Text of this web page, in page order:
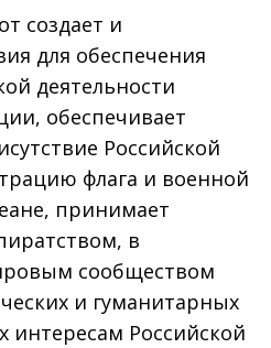
создает и
для обеспечения
деятельности
обеспечивает
Российской
флага и военной
принимает
в
сообществом
и гуманитарных
интересам Российской